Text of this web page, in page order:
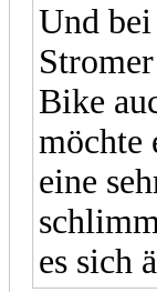
Und bei
Bike
möchte
eine
es sich